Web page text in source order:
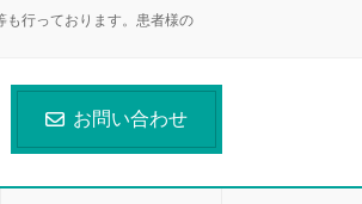
も行っております。患者様の
お問い合わせ